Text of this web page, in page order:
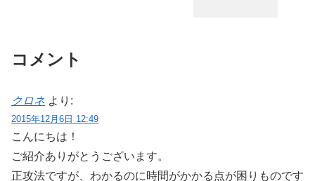
コメント
クロネ より:
2015年12月6日 12:49
こんにちは！
ご紹介ありがとうございます。
正攻法ですが、わかるのに時間がかかる点が困りものです